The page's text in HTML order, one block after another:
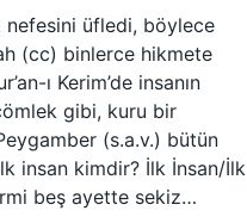
nefesini üfledi, böylece
(cc) binlerce hikmete
ı Kerim’de insanın
gibi, kuru bir
(s.a.v.) bütün
insan kimdir? İlk İnsan/İlk
beş ayette sekiz…